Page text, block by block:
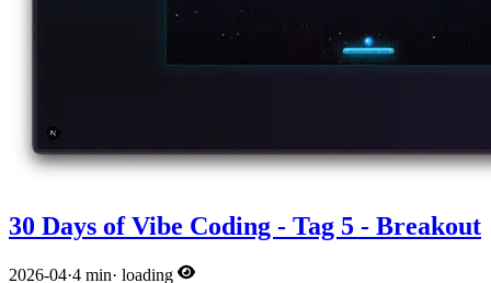
30 Days of Vibe Coding - Tag 5 - Breakout
2026-04·4 min· loading